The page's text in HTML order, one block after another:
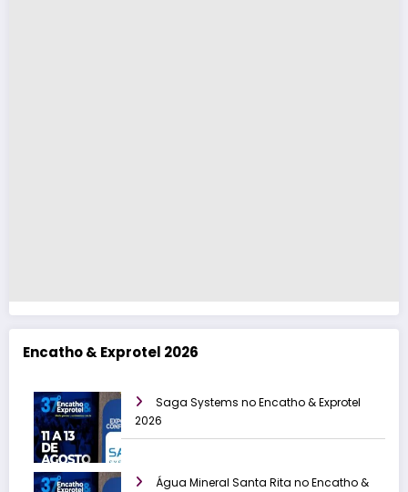
Encatho & Exprotel 2026
Saga Systems no Encatho & Exprotel
2026
Água Mineral Santa Rita no Encatho &